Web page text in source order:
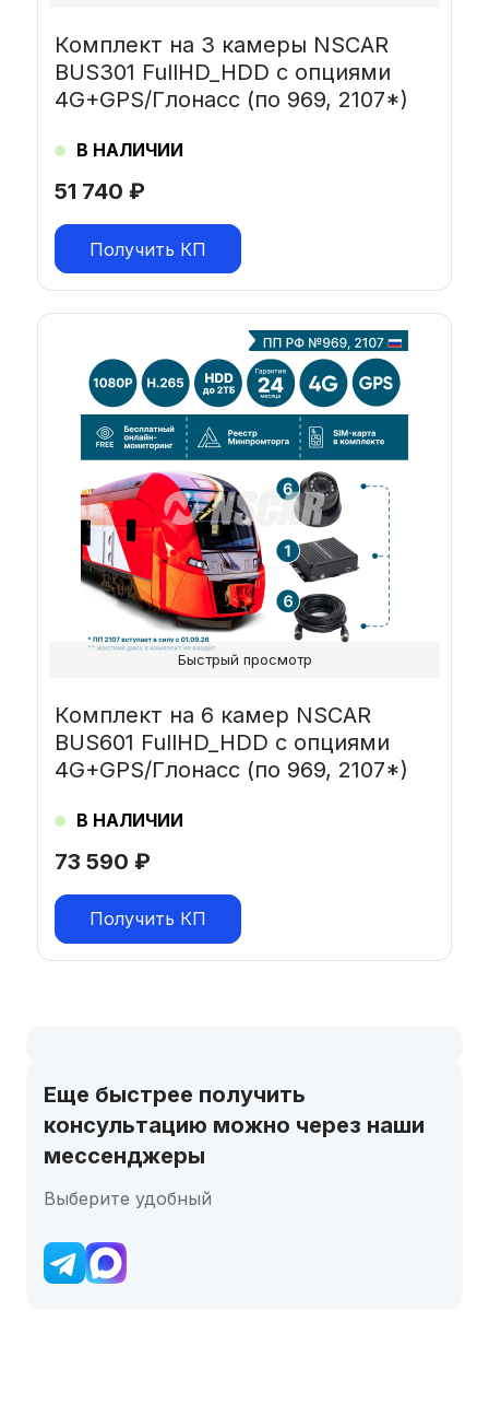
51 740 ₽
Комплект на 3 камеры NSCAR
BUS301 FullHD_HDD с опциями
4G+GPS/Глонасс (по 969, 2107*)
В НАЛИЧИИ
Получить КП
73 590 ₽
Комплект на 6 камер NSCAR
BUS601 FullHD_HDD с опциями
4G+GPS/Глонасс (по 969, 2107*)
В НАЛИЧИИ
Получить КП
Быстрый просмотр
Еще быстрее получить
консультацию можно через наши
мессенджеры
Выберите удобный